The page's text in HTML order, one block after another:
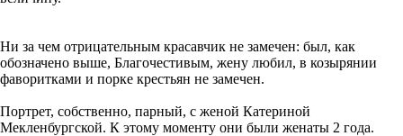
Ни за чем отрицательным красавчик не замечен: был, как
обозначено выше, Благочестивым, жену любил, в козырянии
фаворитками и порке крестьян не замечен.
Портрет, собственно, парный, с женой Катериной
Мекленбургской. К этому моменту они были женаты 2 года.